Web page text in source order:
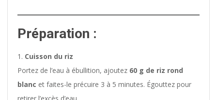
Préparation :
Cuisson du riz
Portez de l’eau à ébullition, ajoutez 60 g de riz rond
blanc et faites-le précuire 3 à 5 minutes. Égouttez pour